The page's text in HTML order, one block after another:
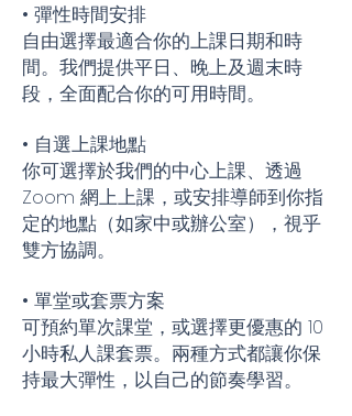
• 彈性時間安排
自由選擇最適合你的上課日期和時
間。我們提供平日、晚上及週末時
段，全面配合你的可用時間。
• 自選上課地點
你可選擇於我們的中心上課、透過
Zoom 網上上課，或安排導師到你指
定的地點（如家中或辦公室），視乎
雙方協調。
• 單堂或套票方案
可預約單次課堂，或選擇更優惠的 10
小時私人課套票。兩種方式都讓你保
持最大彈性，以自己的節奏學習。